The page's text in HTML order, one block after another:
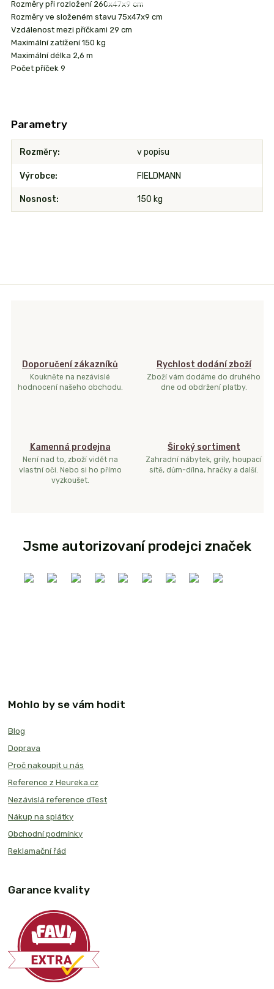
Rozměry při rozložení 260x47x9 cm
Rozměry ve složeném stavu 75x47x9 cm
Vzdálenost mezi příčkami 29 cm
Maximální zatížení 150 kg
Maximální délka 2,6 m
Počet příček 9
Parametry
Rozměry v popisu
Výrobce FIELDMANN
Nosnost 150 kg
Doporučení zákazníků
Koukněte na nezávislé
hodnocení našeho obchodu.
Rychlost dodání zboží
Zboží vám dodáme do druhého
dne od obdržení platby.
Kamenná prodejna
Není nad to, zboží vidět na
vlastní oči. Nebo si ho přímo
vyzkoušet.
Široký sortiment
Zahradní nábytek, grily, houpací
sítě, dům-dílna, hračky a další.
Jsme autorizovaní prodejci značek
Mohlo by se vám hodit
Blog
Doprava
Proč nakoupit u nás
Reference z Heureka.cz
Nezávislá reference dTest
Nákup na splátky
Obchodní podmínky
Reklamační řád
Garance kvality